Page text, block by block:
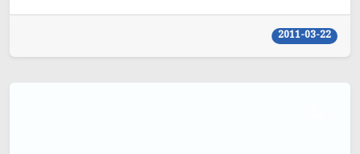
2011-03-22